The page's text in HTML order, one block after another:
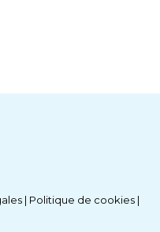
| Politique de cookies |